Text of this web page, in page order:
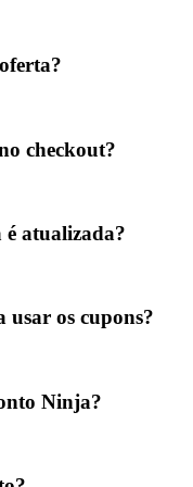
checkout?
é atualizada?
usar os cupons?
Ninja?